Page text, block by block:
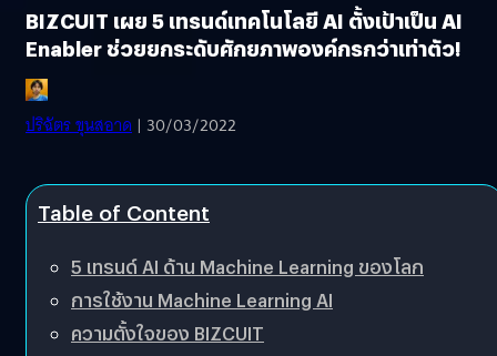
BIZCUIT เผย 5 เทรนด์เทคโนโลยี AI ตั้งเป้าเป็น AI
Enabler ช่วยยกระดับศักยภาพองค์กรกว่าเท่าตัว!
ปริฉัตร ขุนสอาด | 30/03/2022
Table of Content
5 เทรนด์ AI ด้าน Machine Learning ของโลก
การใช้งาน Machine Learning AI
ความตั้งใจของ BIZCUIT